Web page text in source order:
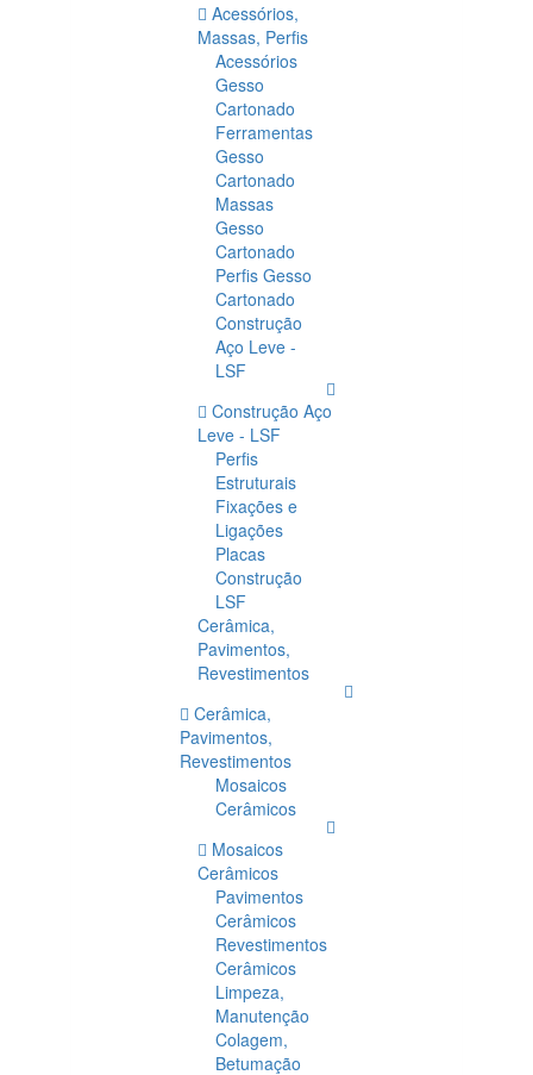
Acessórios,
Massas, Perfis
Acessórios
Gesso
Cartonado
Ferramentas
Gesso
Cartonado
Massas
Gesso
Cartonado
Perfis Gesso
Cartonado
Construção
Aço Leve -
LSF
Construção Aço
Leve - LSF
Perfis
Estruturais
Fixações e
Ligações
Placas
Construção
LSF
Cerâmica,
Pavimentos,
Revestimentos
Cerâmica,
Pavimentos,
Revestimentos
Mosaicos
Cerâmicos
Mosaicos
Cerâmicos
Pavimentos
Cerâmicos
Revestimentos
Cerâmicos
Limpeza,
Manutenção
Colagem,
Betumação